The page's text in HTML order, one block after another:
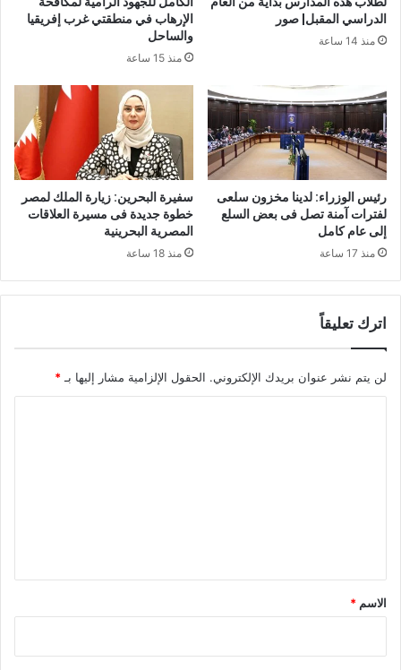
الدراسي المقبل| صور
منذ 14 ساعة
الإرهاب في منطقتي غرب إفريقيا
والساحل
منذ 15 ساعة
رئيس الوزراء: لدينا مخزون سلعى
لفترات آمنة تصل فى بعض السلع
إلى عام كامل
منذ 17 ساعة
سفيرة البحرين: زيارة الملك لمصر
خطوة جديدة فى مسيرة العلاقات
المصرية البحرينية
منذ 18 ساعة
اترك تعليقاً
لن يتم نشر عنوان بريدك الإلكتروني. الحقول الإلزامية مشار إليها بـ *
*
الاسم *